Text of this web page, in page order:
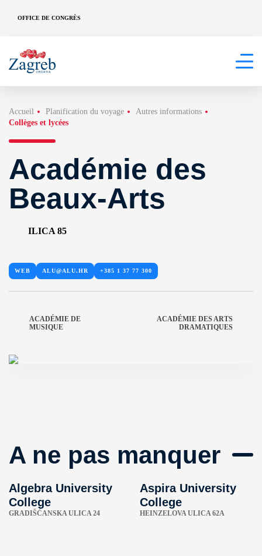
OFFICE DE CONGRÈS
Accueil Planification du voyage
Autres informations
Collèges et lycées
Académie des
Beaux-Arts
ILICA 85
WEB ALU@ALU.HR +385 1 37 77 300
ACADÉMIE DE
MUSIQUE
ACADÉMIE DES ARTS
DRAMATIQUES
A ne pas manquer
Algebra University
College
GRADIŠĆANSKA ULICA 24
Aspira University
College
HEINZELOVA ULICA 62A